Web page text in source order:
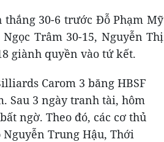
30-6 trước Đỗ Phạm Mỹ
Trâm 30-15, Nguyễn Thị
giành quyền vào tứ kết.
Carom 3 băng HBSF
Sau 3 ngày tranh tài, hôm
ngờ. Theo đó, các cơ thủ
Trung Hậu, Thới